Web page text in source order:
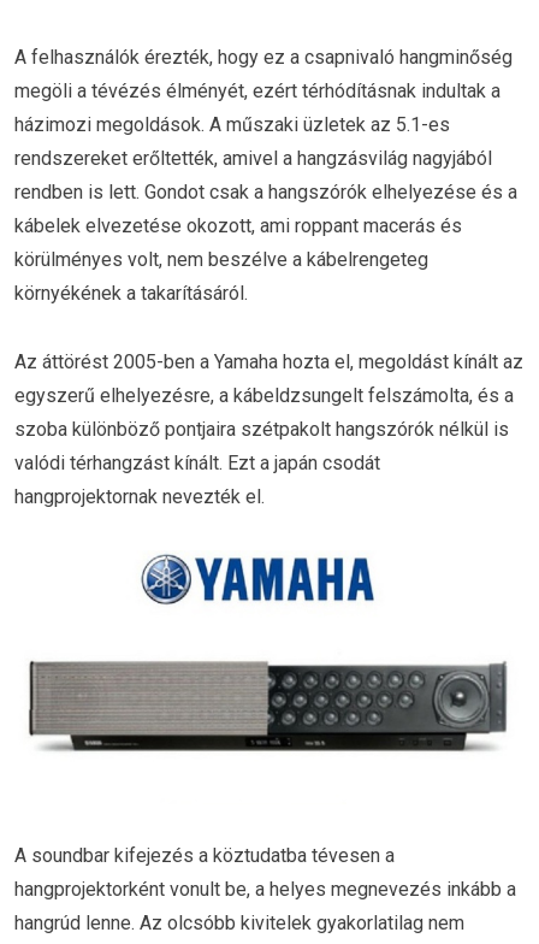
A felhasználók érezték, hogy ez a csapnivaló hangminőség
megöli a tévézés élményét, ezért térhódításnak indultak a
házimozi megoldások. A műszaki üzletek az 5.1-es
rendszereket erőltették, amivel a hangzásvilág nagyjából
rendben is lett. Gondot csak a hangszórók elhelyezése és a
kábelek elvezetése okozott, ami roppant macerás és
körülményes volt, nem beszélve a kábelrengeteg
környékének a takarításáról.
Az áttörést 2005-ben a Yamaha hozta el, megoldást kínált az
egyszerű elhelyezésre, a kábeldzsungelt felszámolta, és a
szoba különböző pontjaira szétpakolt hangszórók nélkül is
valódi térhangzást kínált. Ezt a japán csodát
hangprojektornak nevezték el.
A soundbar kifejezés a köztudatba tévesen a
hangprojektorként vonult be, a helyes megnevezés inkább a
hangrúd lenne. Az olcsóbb kivitelek gyakorlatilag nem